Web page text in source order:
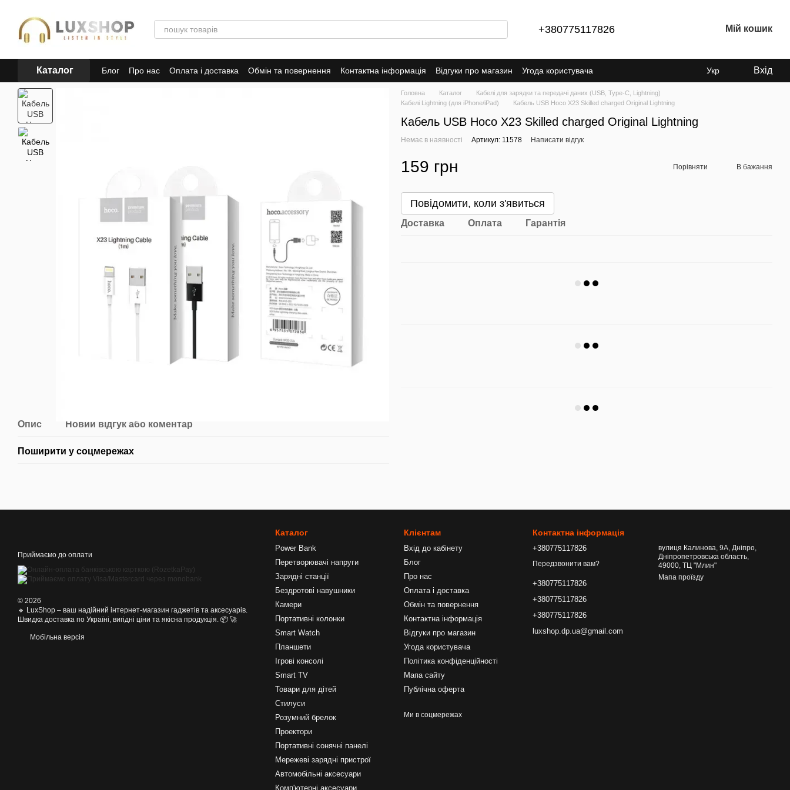
+380775117826 Мій кошик
Каталог Блог Про нас Оплата і доставка Обмін та повернення Контактна інформація Відгуки про магазин
Угода користувача
Політика конфіденційності
Публічна оферта
Укр Вхід
Опис Новий відгук або коментар
Поширити у соцмережах
Головна Каталог
Кабелі для зарядки та передачі даних (USB, Type-C, Lightning)
Кабелі Lightning (для iPhone/iPad)
Кабель USB Hoco X23 Skilled charged Original Lightning
Кабель USB Hoco X23 Skilled charged Original Lightning
Немає в наявності Артикул: 11578 Написати відгук
159 грн Порівняти В бажання
Повідомити, коли з'явиться
Доставка Оплата Гарантія
Приймаємо до оплати
© 2026
🔹 LuxShop – ваш надійний інтернет-магазин гаджетів та аксесуарів.
Швидка доставка по Україні, вигідні ціни та якісна продукція. 📦 🚀
Мобільна версія
Каталог
Power Bank
Перетворювачі напруги
Зарядні станції
Бездротові навушники
Камери
Портативні колонки
Smart Watch
Планшети
Ігрові консолі
Smart TV
Товари для дітей
Стилуси
Розумний брелок
Проектори
Портативні сонячні панелі
Мережеві зарядні пристрої
Автомобільні аксесуари
Комп'ютерні аксесуари
Клієнтам
Вхід до кабінету
Блог
Про нас
Оплата і доставка
Обмін та повернення
Контактна інформація
Відгуки про магазин
Угода користувача
Політика конфіденційності
Мапа сайту
Публічна оферта
Ми в соцмережах
Контактна інформація
+380775117826
Передзвонити вам?
+380775117826
+380775117826
+380775117826
luxshop.dp.ua@gmail.com
вулиця Калинова, 9А, Дніпро,
Дніпропетровська область,
49000, ТЦ "Млин"
Мапа проїзду